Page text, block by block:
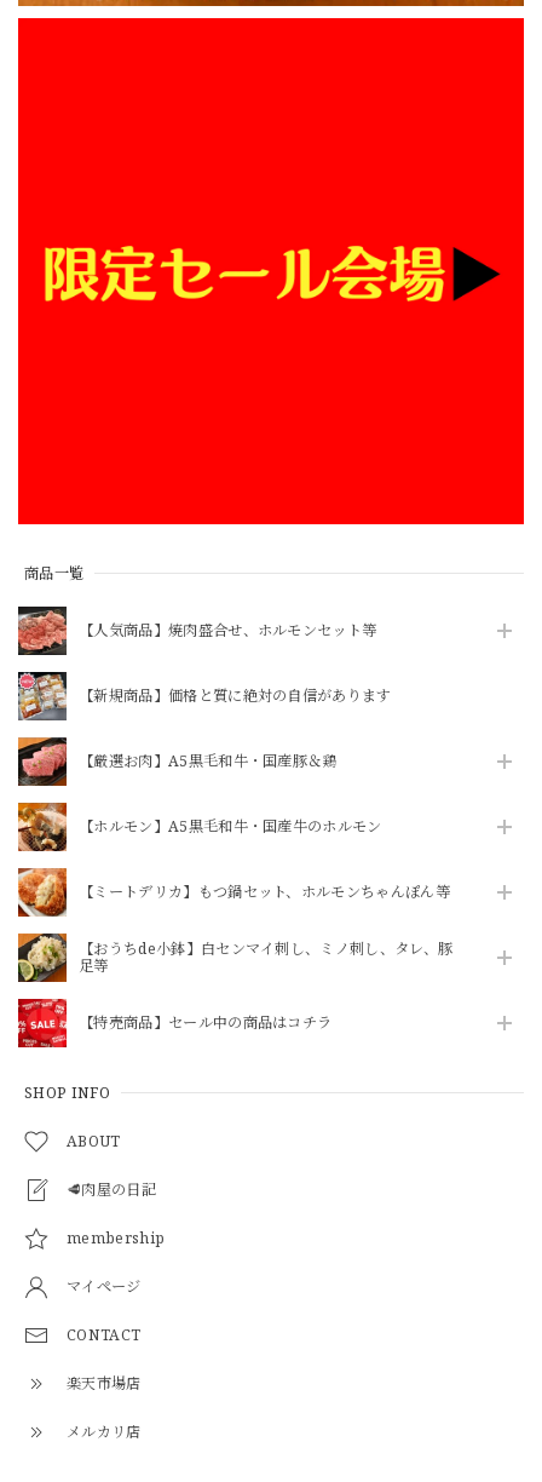
商品一覧
【人気商品】焼肉盛合せ、ホルモンセット等
【新規商品】価格と質に絶対の自信があります
【厳選お肉】A5黒毛和牛・国産豚＆鶏
【ホルモン】A5黒毛和牛・国産牛のホルモン
【ミートデリカ】もつ鍋セット、ホルモンちゃんぽん等
【おうちde小鉢】白センマイ刺し、ミノ刺し、タレ、豚
足等
【特売商品】セール中の商品はコチラ
SHOP INFO
ABOUT
🥩肉屋の日記
membership
マイページ
CONTACT
楽天市場店
メルカリ店